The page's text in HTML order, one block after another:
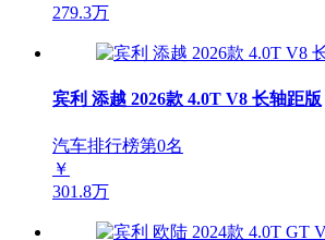
279.3万
宾利 添越 2026款 4.0T V8 长轴距版
汽车排行榜第0名
￥
301.8万